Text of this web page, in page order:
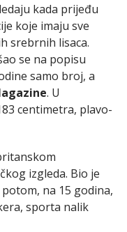
kada prijeđu
koje imaju sve
srebrnih lisaca.
se na popisu
samo broj, a
. U
centimetra, plavo-
izgleda. Bio je
na 15 godina,
sporta nalik